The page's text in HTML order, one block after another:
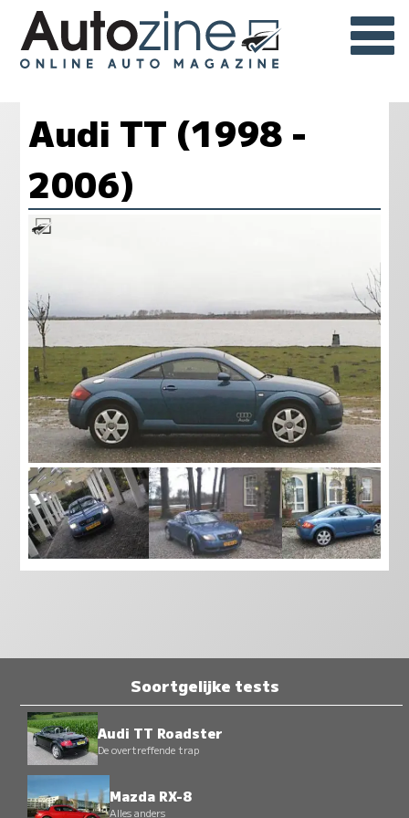
Audi TT (1998 -
2006)
Soortgelijke tests
Audi TT Roadster
De overtreffende trap
Mazda RX-8
Alles anders